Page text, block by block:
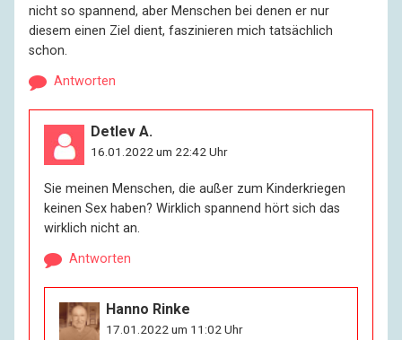
nicht so spannend, aber Menschen bei denen er nur
diesem einen Ziel dient, faszinieren mich tatsächlich
schon.
Antworten
Detlev A.
16.01.2022 um 22:42 Uhr
Sie meinen Menschen, die außer zum Kinderkriegen
keinen Sex haben? Wirklich spannend hört sich das
wirklich nicht an.
Antworten
Hanno Rinke
17.01.2022 um 11:02 Uhr